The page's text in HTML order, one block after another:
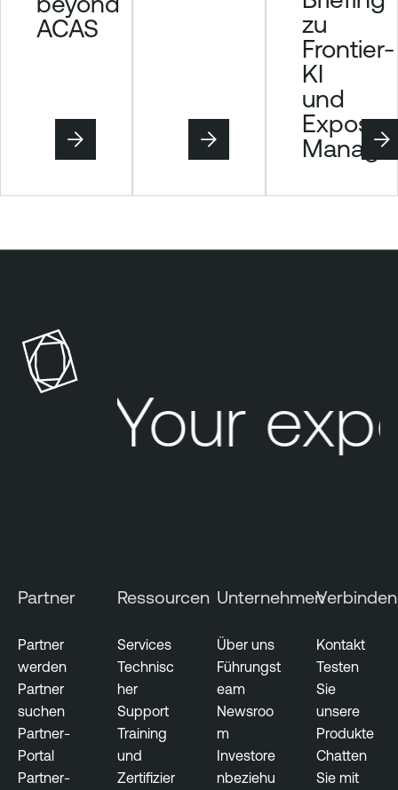
ACAS
zu
Frontier-
KI
und
Your
Partner
Partner
werden
Partner
suchen
Partner-
Portal
Partner-
Ressourcen
Services
Technisc
her
Support
Training
und
Zertifizier
Unternehmen
Über uns
Führungst
eam
Newsroo
m
Investore
nbeziehu
Verbinden
Kontakt
Testen
Sie
unsere
Produkte
Chatten
Sie mit